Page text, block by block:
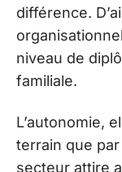
différence.
niveau de
familiale.
L’autonomie,
terrain que
secteur attire